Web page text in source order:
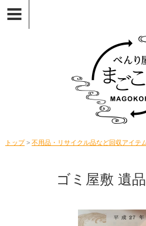
トップ> 不用品・リサイクル品など回収アイテ
ゴミ屋敷 遺